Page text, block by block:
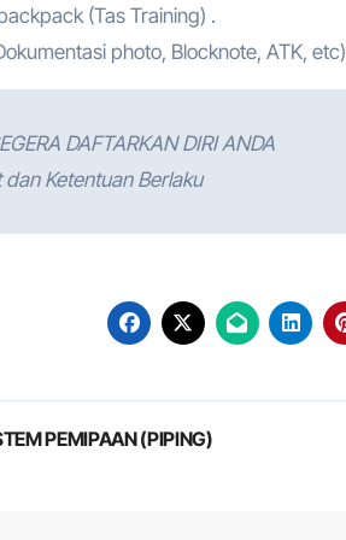
(Tas Training) .
photo, Blocknote, ATK, etc)
DAFTARKAN DIRI ANDA
dan Ketentuan Berlaku
PEMIPAAN (PIPING)